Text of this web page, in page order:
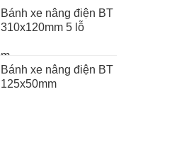
Bánh xe nâng điện BT
310x120mm 5 lỗ
Bánh xe nâng điện BT
125x50mm